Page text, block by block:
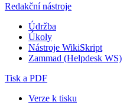
Redakční nástroje
Údržba
Úkoly
Nástroje WikiSkript
Zammad (Helpdesk WS)
Tisk a PDF
Verze k tisku